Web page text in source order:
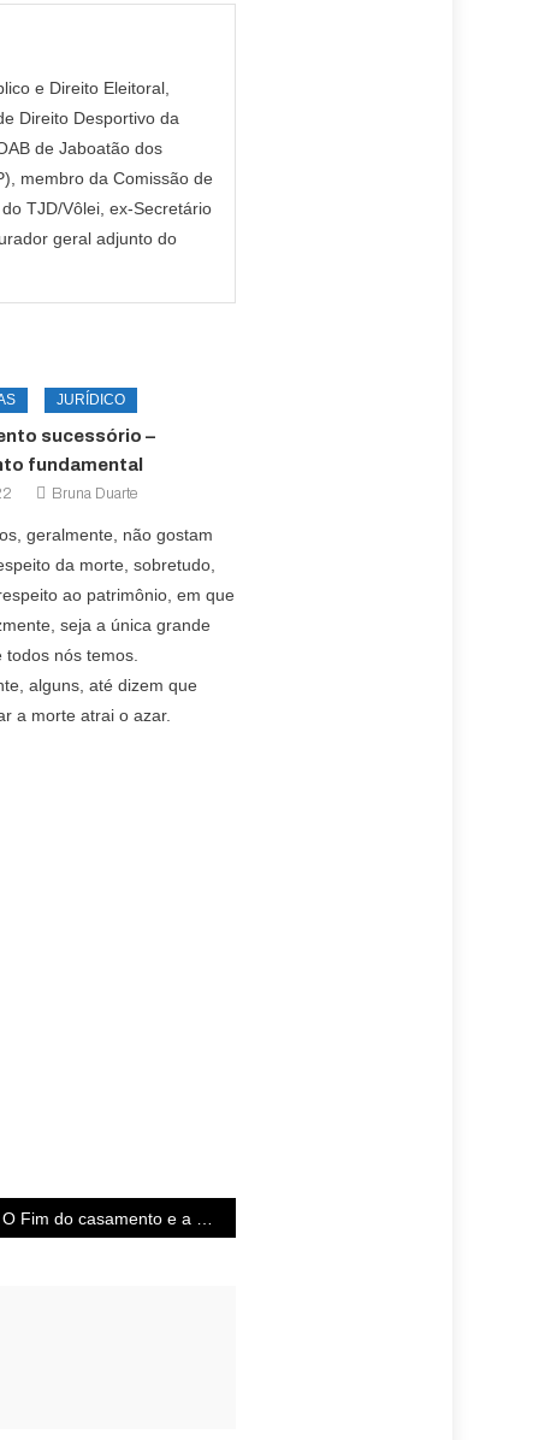
e Direito Eleitoral,
Direito Desportivo da
de Jaboatão dos
membro da Comissão de
TJD/Vôlei, ex-Secretário
geral adjunto do
JURÍDICO
sucessório –
fundamental
Bruna Duarte
geralmente, não gostam
da morte, sobretudo,
ao patrimônio, em que
seja a única grande
todos nós temos.
alguns, até dizem que
a morte atrai o azar.
O Fim do casamento e a dolorosa cultura da litigiosidade